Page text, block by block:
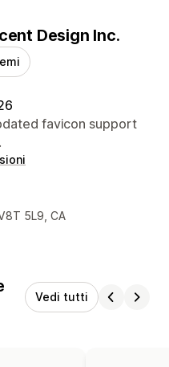
Design Inc.
favicon support
5L9, CA
Vedi tutti